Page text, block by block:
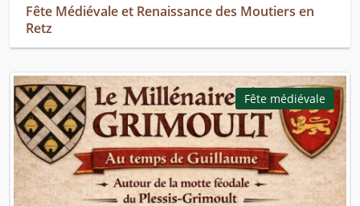
Fête Médiévale et Renaissance des Moutiers en
Retz
Fête médiévale